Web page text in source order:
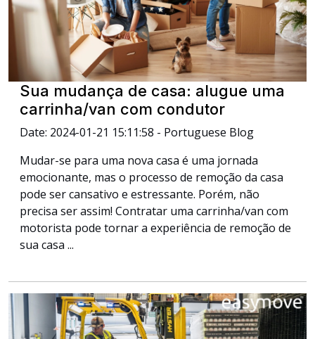
Sua mudança de casa: alugue uma
carrinha/van com condutor
Date: 2024-01-21 15:11:58 - Portuguese Blog
Mudar-se para uma nova casa é uma jornada
emocionante, mas o processo de remoção da casa
pode ser cansativo e estressante. Porém, não
precisa ser assim! Contratar uma carrinha/van com
motorista pode tornar a experiência de remoção de
sua casa ...